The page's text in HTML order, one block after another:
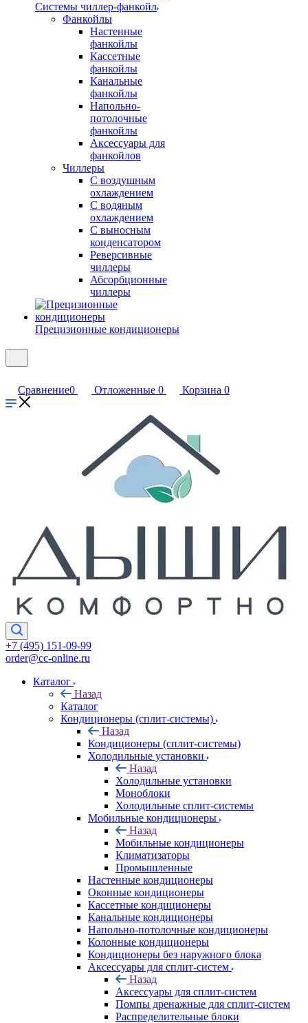
Системы чиллер-фанкойл
Фанкойлы
Настенные
фанкойлы
Кассетные
фанкойлы
Канальные
фанкойлы
Напольно-
потолочные
фанкойлы
Аксессуары для
фанкойлов
Чиллеры
С воздушным
охлаждением
С водяным
охлаждением
С выносным
конденсатором
Реверсивные
чиллеры
Абсорбционные
чиллеры
Прецизионные кондиционеры
Сравнение0 Отложенные 0 Корзина 0
+7 (495) 151-09-99
order@cc-online.ru
Каталог
Назад
Каталог
Кондиционеры (сплит-системы)
Назад
Кондиционеры (сплит-системы)
Холодильные установки
Назад
Холодильные установки
Моноблоки
Холодильные сплит-системы
Мобильные кондиционеры
Назад
Мобильные кондиционеры
Климатизаторы
Промышленные
Настенные кондиционеры
Оконные кондиционеры
Кассетные кондиционеры
Канальные кондиционеры
Напольно-потолочные кондиционеры
Колонные кондиционеры
Кондиционеры без наружного блока
Аксессуары для сплит-систем
Назад
Аксессуары для сплит-систем
Помпы дренажные для сплит-систем
Распределительные блоки